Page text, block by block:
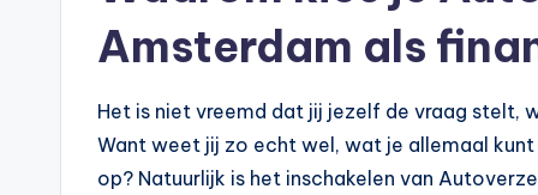
Amsterdam als
Het is niet vreemd dat jij jezelf de vraag stelt,
Want weet jij zo echt wel, wat je allemaal kunt
op? Natuurlijk is het inschakelen van